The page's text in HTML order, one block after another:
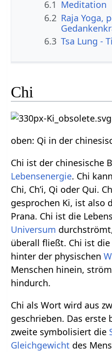
6.1 Meditation
6.2 Raja Yoga,
6.3 Tsa Lung -
Chi
oben: Qi in der
Chi ist der chinesische
Lebensenergie. Chi
Chi, Ch’i, Qi oder Qui.
gesprochen Ki, ist also
Prana. Chi ist die
Universum
überall fließt. Chi ist
hinter der physischen
Menschen hinein,
hindurch.
Chi als Wort wird aus
geschrieben. Das erste
zweite symbolisiert die
Gleichgewicht des